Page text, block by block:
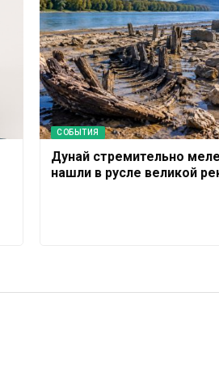
СОБЫТИЯ
Дунай стремительно
нашли в русле великой